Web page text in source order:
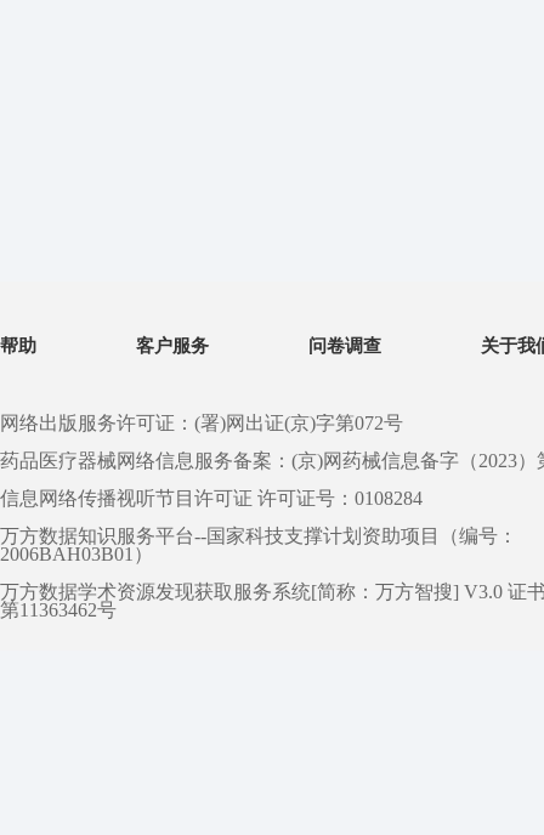
帮助 客户服务 问卷调查 关于我
网络出版服务许可证：(署)网出证(京)字第072号
药品医疗器械网络信息服务备案：(京)网药械信息备字（2023）
信息网络传播视听节目许可证 许可证号：0108284
万方数据知识服务平台--国家科技支撑计划资助项目（编号：
2006BAH03B01）
万方数据学术资源发现获取服务系统[简称：万方智搜] V3.0 证
第11363462号